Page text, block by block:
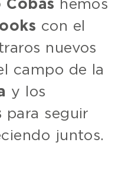
hemos
con el
nuevos
campo de la
y los
para seguir
juntos.